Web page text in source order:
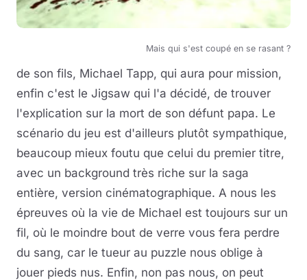
Mais qui s'est coupé en se rasant ?
de son fils, Michael Tapp, qui aura pour mission,
enfin c'est le Jigsaw qui l'a décidé, de trouver
l'explication sur la mort de son défunt papa. Le
scénario du jeu est d'ailleurs plutôt sympathique,
beaucoup mieux foutu que celui du premier titre,
avec un background très riche sur la saga
entière, version cinématographique. A nous les
épreuves où la vie de Michael est toujours sur un
fil, où le moindre bout de verre vous fera perdre
du sang, car le tueur au puzzle nous oblige à
jouer pieds nus. Enfin, non pas nous, on peut